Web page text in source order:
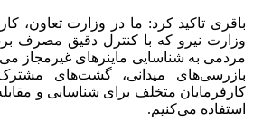
باقری تاکید کرد: ما در وزارت تعاون،
وزارت نیرو که با کنترل دقیق مصرف
مردمی به شناسایی ماینرهای غیرمجاز
بازرسی‌های میدانی، گشت‌های
کارفرمایان متخلف برای شناسایی و مقابله
استفاده می‌کنیم.